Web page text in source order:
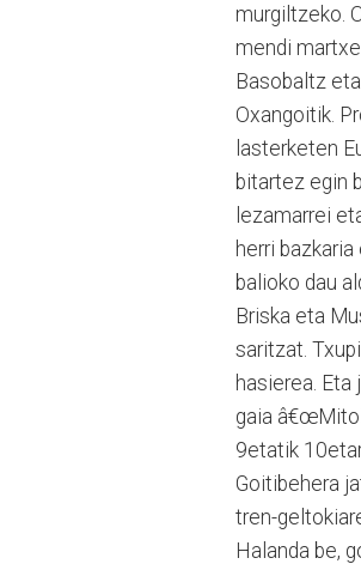
murgiltzeko.
mendi
Basobaltz
Oxangoitik.
lasterketen
bitartez egin
lezamarrei
herri
balioko dau
Briska eta
saritzat.
hasierea. Eta
gaia
9etatik
Goitibehera
tren-
Halanda be,